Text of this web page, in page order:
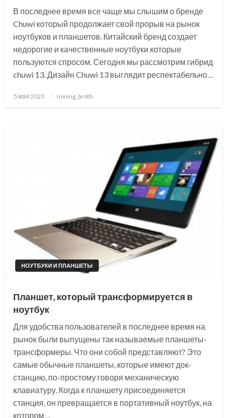
В последнее время все чаще мы слышим о бренде
Chuwi который продолжает свой прорыв на рынок
ноутбуков и планшетов. Китайский бренд создает
недорогие и качественные ноутбуки которые
пользуются спросом. Сегодня мы рассмотрим гибрид
chuwi 13. Дизайн Chuwi 13 выглядит респектабельно…
Posted
5 мая 2023 mining_broth
НОУТБУКИ И ПЛАНШЕТЫ
Планшет, который трансформируется в
ноутбук
Для удобства пользователей в последнее время на
рынок были выпущены так называемые планшеты-
трансформеры. Что они собой представляют? Это
самые обычные планшеты, которые имеют док-
станцию, по-простому говоря механическую
клавиатуру. Когда к планшету присоединяется
станция, он превращается в портативный ноутбук, на
котором…